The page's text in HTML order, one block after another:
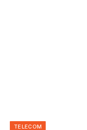
TELECOM